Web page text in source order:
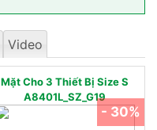
Video
Mặt Cho 3 Thiết Bị Size S
A8401L_SZ_G19
- 30%